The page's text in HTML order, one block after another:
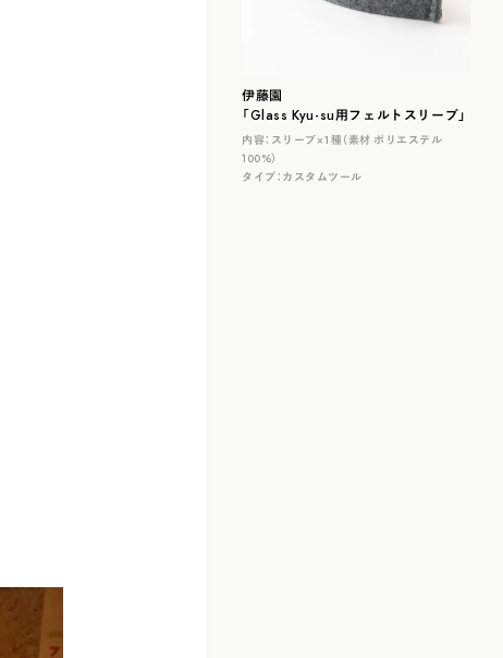
伊藤園
「Glass Kyu-su用フェルトスリーブ」
内容： スリーブ×１種（素材 ポリエステル
100%）
タイプ： カスタムツール